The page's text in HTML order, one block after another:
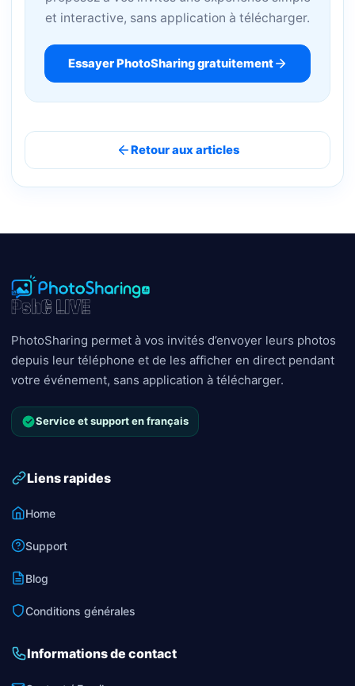
et interactive, sans application à télécharger.
Essayer PhotoSharing gratuitement
Retour aux articles
PhotoSharing permet à vos invités d’envoyer leurs photos
depuis leur téléphone et de les afficher en direct pendant
votre événement, sans application à télécharger.
Service et support en français
Liens rapides
Home
Support
Blog
Conditions générales
Informations de contact